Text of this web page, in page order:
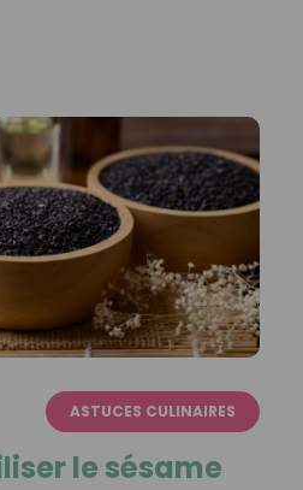
ASTUCES CULINAIRES
le sésame